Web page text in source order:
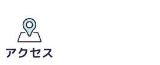
アクセス